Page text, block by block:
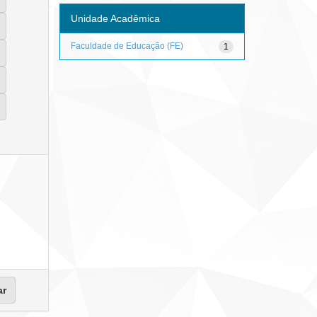
Unidade Acadêmica
1
Faculdade de Educação (FE)